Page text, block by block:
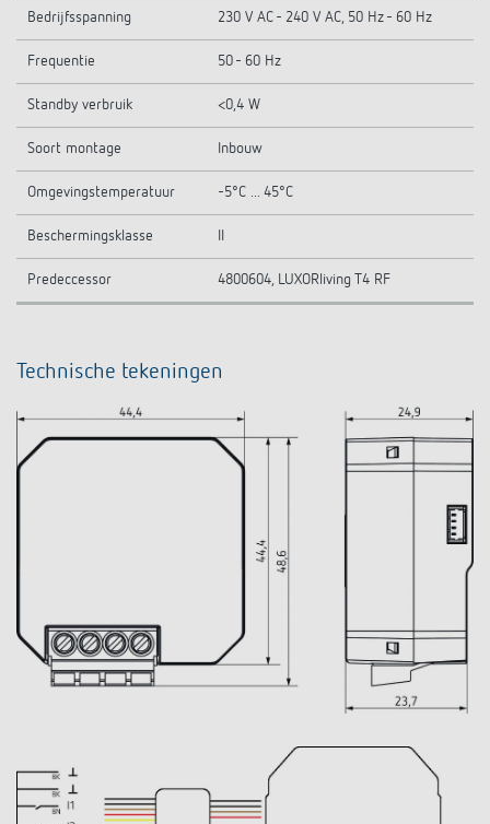
Bedrijfsspanning 230 V AC - 240 V AC, 50 Hz - 60 Hz
Frequentie 50 - 60 Hz
Standby verbruik <0,4 W
Soort montage Inbouw
Omgevingstemperatuur -5°C ... 45°C
Beschermingsklasse
Predeccessor 4800604, LUXORliving T4 RF
Technische tekeningen